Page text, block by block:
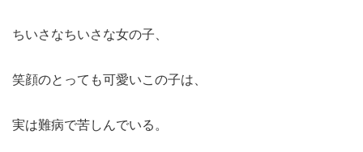
ちいさなちいさな女の子、
笑顔のとっても可愛いこの子は、
実は難病で苦しんでいる。